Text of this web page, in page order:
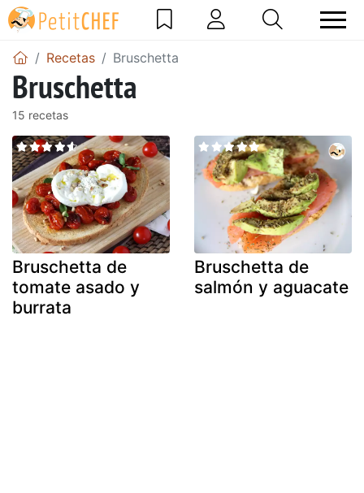
Recetas Bruschetta
Bruschetta
15 recetas
Bruschetta de
tomate asado y
burrata
Bruschetta de
salmón y aguacate